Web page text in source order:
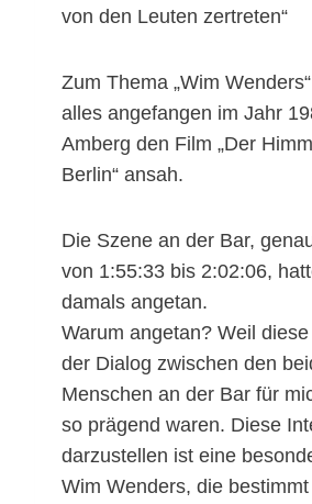
von den Leuten zertreten“
Zum Thema „Wim
alles angefangen im Jahr
Amberg den Film „Der
Berlin“ ansah.
Die Szene an der Bar,
von 1:55:33 bis 2:02:06,
damals angetan.
Warum angetan? Weil
der Dialog zwischen den
Menschen an der Bar für
so prägend waren. Diese
darzustellen ist eine
Wim Wenders, die